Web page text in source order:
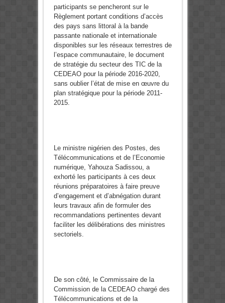
participants se pencheront sur le
Règlement portant conditions d’accès
des pays sans littoral à la bande
passante nationale et internationale
disponibles sur les réseaux terrestres de
l’espace communautaire, le document
de stratégie du secteur des TIC de la
CEDEAO pour la période 2016-2020,
sans oublier l’état de mise en œuvre du
plan stratégique pour la période 2011-
2015.
Le ministre nigérien des Postes, des
Télécommunications et de l’Economie
numérique, Yahouza Sadissou, a
exhorté les participants à ces deux
réunions préparatoires à faire preuve
d’engagement et d’abnégation durant
leurs travaux afin de formuler des
recommandations pertinentes devant
faciliter les délibérations des ministres
sectoriels.
De son côté, le Commissaire de la
Commission de la CEDEAO chargé des
Télécommunications et de la